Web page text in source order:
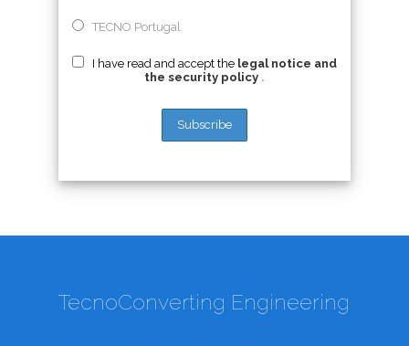
TECNO Portugal
I have read and accept the legal notice and
the security policy .
TecnoConverting Engineering